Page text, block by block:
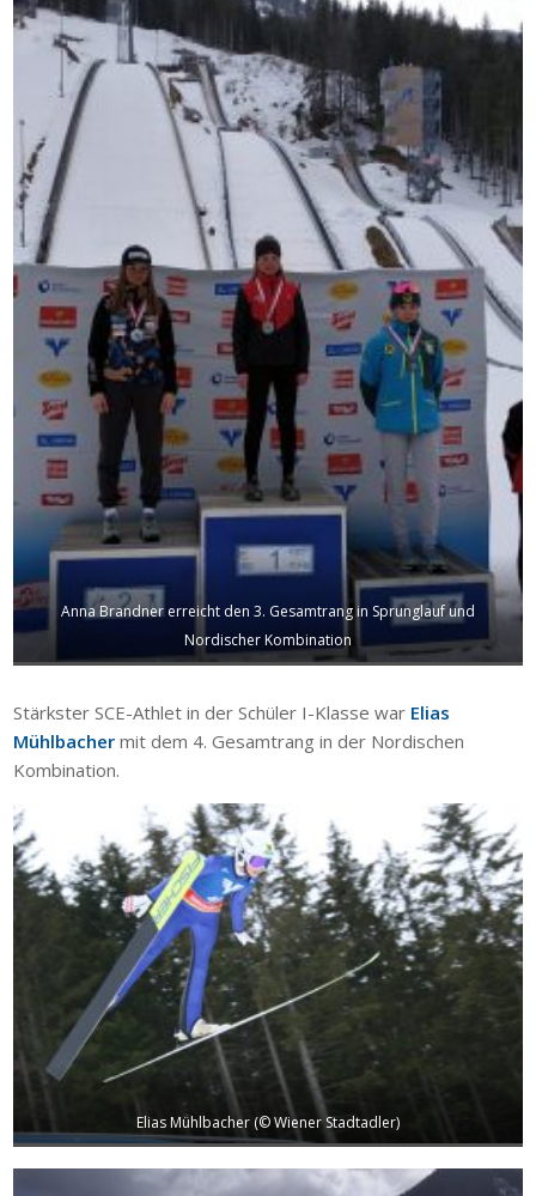
Anna Brandner erreicht den 3. Gesamtrang in Sprunglauf und
Nordischer Kombination
Stärkster SCE-Athlet in der Schüler I-Klasse war Elias
Mühlbacher mit dem 4. Gesamtrang in der Nordischen
Kombination.
Elias Mühlbacher (© Wiener Stadtadler)